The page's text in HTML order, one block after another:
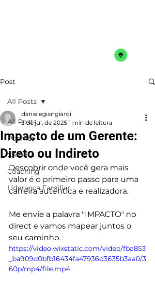
Post
All Posts
Poemas
Carreira
Coaching
Liderança Familiar
All Posts
Impacto de um Gerente:
Direto ou Indireto
danielegiangiardi
3 de jul. de 2025 1 min de leitura
Descobrir onde você gera mais
valor é o primeiro passo para uma
carreira autêntica e realizadora.
Me envie a palavra "IMPACTO" no
direct e vamos mapear juntos o
seu caminho.
https://video.wixstatic.com/video/fba853
_ba909d0bfb16434fa47936d3635b3aa0/3
60p/mp4/file.mp4